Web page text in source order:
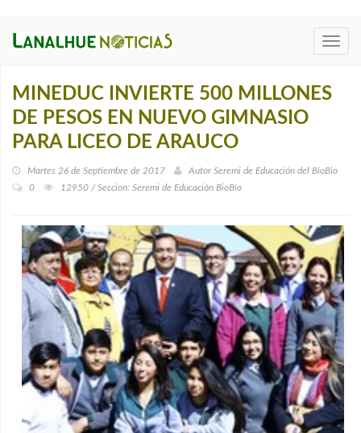
MINEDUC INVIERTE 500 MILLONES
DE PESOS EN NUEVO GIMNASIO
PARA LICEO DE ARAUCO
Martes 26 de Septiembre de 2017 Autor Seremi de Educación del BioBio
0
12950 / Seccion: Seremi de Educación BioBí­o